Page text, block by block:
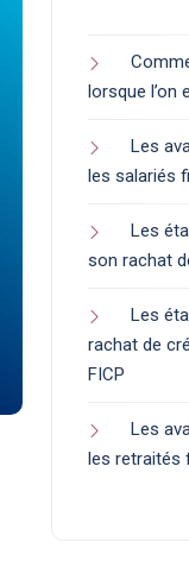
lorsque l’on
Les
les salariés
Les
son rachat
Les
rachat de
FICP
Les
les retraités